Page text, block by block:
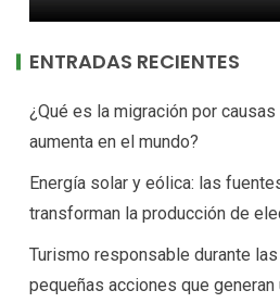
ENTRADAS RECIENTES
¿Qué es la migración por
aumenta en el mundo?
Energía solar y eólica: las
transforman la producción de
Turismo responsable durante
pequeñas acciones que generan